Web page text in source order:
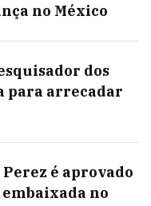
no México
dos
para arrecadar
é aprovado
embaixada no